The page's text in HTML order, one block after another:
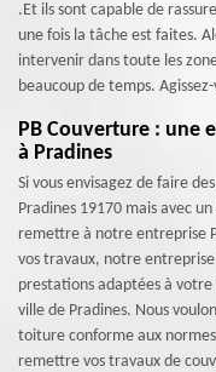
.Et ils sont capable de
une fois la tâche est faites.
intervenir dans toute les
beaucoup de temps.
PB Couverture : une
à Pradines
Si vous envisagez de faire
Pradines 19170 mais avec
remettre à notre entreprise
vos travaux, notre entreprise
prestations adaptées à
ville de Pradines. Nous
toiture conforme aux normes
remettre vos travaux de